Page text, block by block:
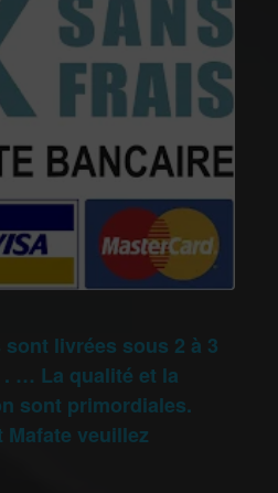
livrées sous 2 à 3
… La qualité et la
sont primordiales.
veuillez